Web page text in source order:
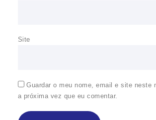
Site
Guardar o meu nome, email e site neste
a próxima vez que eu comentar.